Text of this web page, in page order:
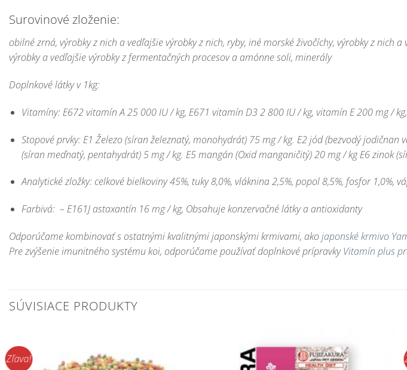
Surovinové zloženie:
obilné zrná, výrobky z nich a vedľajšie výrobky z nich, ryby, iné morské živočíchy, výrobky z
výrobky a vedľajšie výrobky z fermentačných procesov a amónne soli, minerály
Doplnkové látky v 1kg:
Vitamíny: E672 vitamín A 25 000 IU / kg, E671 vitamín D3 2 800 IU / kg, vitamín E 200 mg /
Stopové prvky: E1 Železo (síran železnatý, monohydrát) 75 mg / kg. E2 jód (bezvodý
(síran meďnatý, pentahydrát) 5 mg / kg. E5 mangán (Oxid manganičitý) 20 mg / kg E6 zinok
Analytické zložky: celkové bielkoviny 45%, tuky 8,0%, vláknina 2,5%, popol 8,5%, fosfor 1,0%,
Farbivá: – E161J astaxantín 16 mg / kg, Obsahuje konzervačné látky a antioxidanty
Odporúčame kombinovať s ostatnými kvalitnými japonskými krmivami, akojaponské krmivo
Pre zvýšenie imunitného systému koi, odporúčame používať doplnkové prípravkyVitamín plus
SÚVISIACE PRODUKTY
Zľava!